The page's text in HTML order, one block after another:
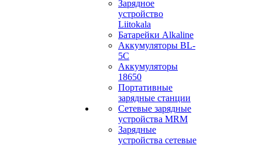
Зарядное
устройство
Liitokala
Батарейки Alkaline
Аккумуляторы BL-
5C
Аккумуляторы
18650
Портативные
зарядные станции
Сетевые зарядные
устройства MRM
Зарядные
устройства сетевые